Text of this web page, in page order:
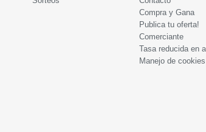
Compra y Gana
Publica tu oferta!
Comerciante
Tasa reducida en
Manejo de cookies